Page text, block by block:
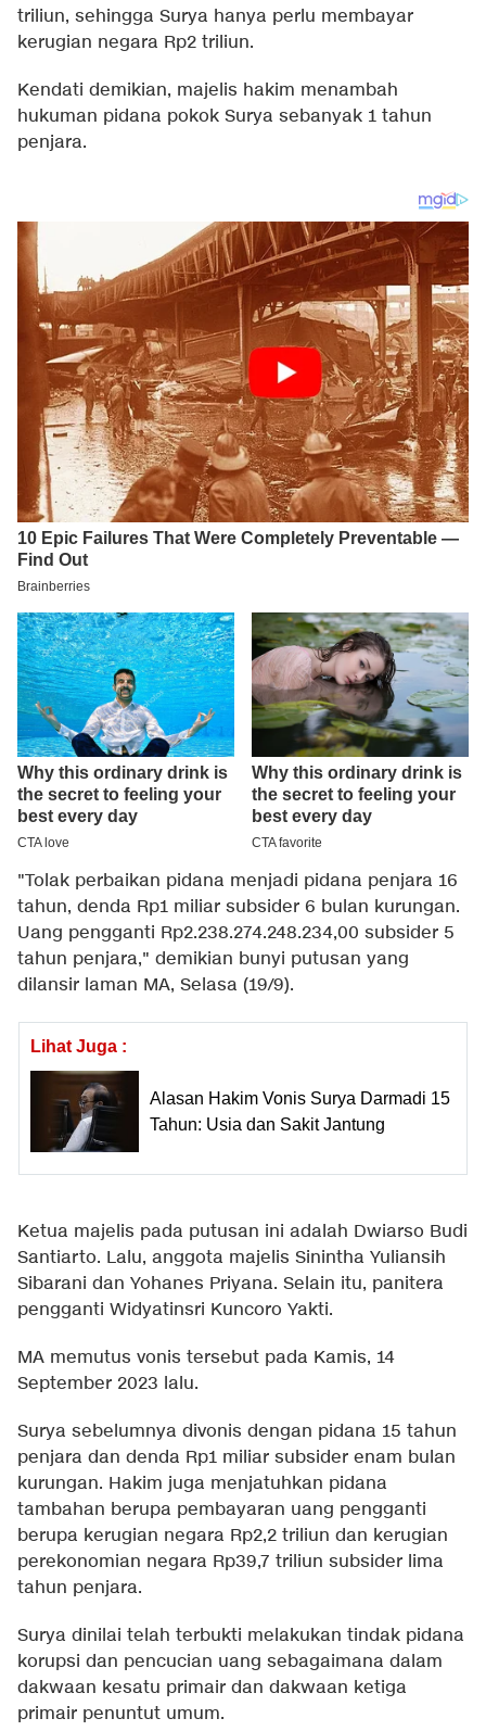
triliun, sehingga Surya hanya perlu membayar
kerugian negara Rp2 triliun.
Kendati demikian, majelis hakim menambah
hukuman pidana pokok Surya sebanyak 1 tahun
penjara.
"Tolak perbaikan pidana menjadi pidana penjara 16
tahun, denda Rp1 miliar subsider 6 bulan kurungan.
Uang pengganti Rp2.238.274.248.234,00 subsider 5
tahun penjara," demikian bunyi putusan yang
dilansir laman MA, Selasa (19/9).
Lihat Juga :
Alasan Hakim Vonis Surya Darmadi 15
Tahun: Usia dan Sakit Jantung
Ketua majelis pada putusan ini adalah Dwiarso Budi
Santiarto. Lalu, anggota majelis Sinintha Yuliansih
Sibarani dan Yohanes Priyana. Selain itu, panitera
pengganti Widyatinsri Kuncoro Yakti.
MA memutus vonis tersebut pada Kamis, 14
September 2023 lalu.
Surya sebelumnya divonis dengan pidana 15 tahun
penjara dan denda Rp1 miliar subsider enam bulan
kurungan. Hakim juga menjatuhkan pidana
tambahan berupa pembayaran uang pengganti
berupa kerugian negara Rp2,2 triliun dan kerugian
perekonomian negara Rp39,7 triliun subsider lima
tahun penjara.
Surya dinilai telah terbukti melakukan tindak pidana
korupsi dan pencucian uang sebagaimana dalam
dakwaan kesatu primair dan dakwaan ketiga
primair penuntut umum.